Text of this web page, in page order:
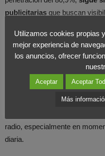
publicitarias que buscan
La publicidad en paradas de
impacta a millones de
eficacia en la construcción de
Por otro lado, laradioha
con 22.971.000 oyentes
radio, especialmente en
diaria.
Utilizamos cookies propias
mejor experiencia de
los anuncios, ofrecer
Aceptar Aceptar
Más